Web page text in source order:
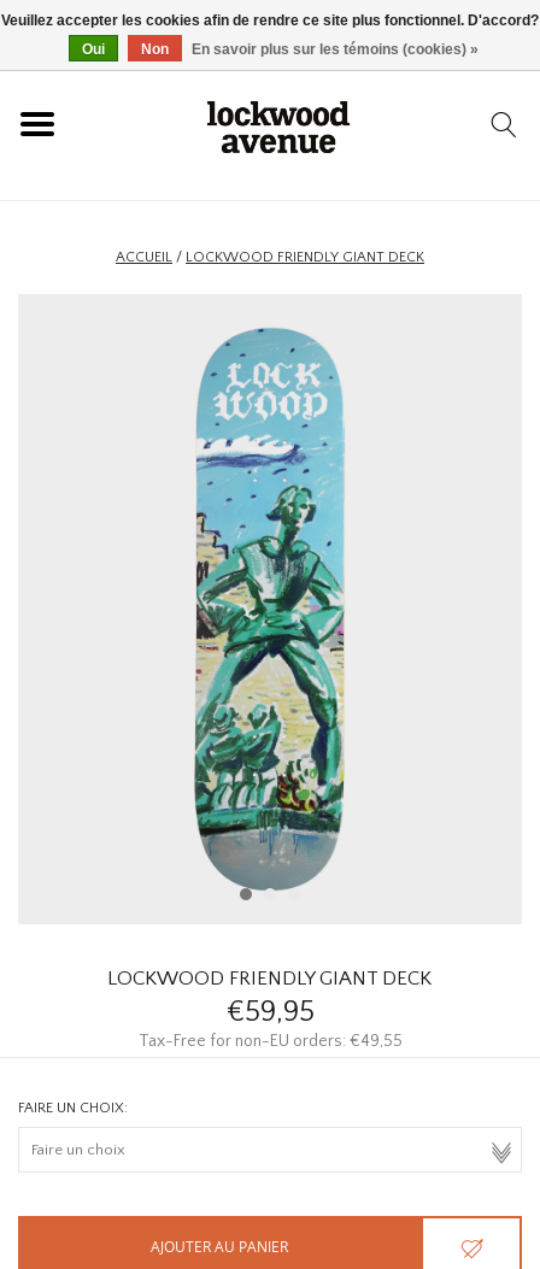
ACCUEIL
ACCUEIL / LOCKWOOD FRIENDLY GIANT DECK
LOCKWOOD FRIENDLY GIANT DECK
€59,95
Tax-Free for non-EU orders: €49,55
FAIRE UN CHOIX:
AJOUTER AU PANIER
Veuillez accepter les cookies afin de rendre ce site plus fonctionnel. D'accord?
Oui
Non En savoir plus sur les témoins (cookies) »